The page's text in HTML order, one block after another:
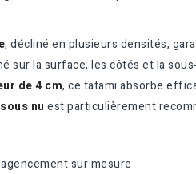
, décliné en plusieurs densités,
sur la surface, les côtés et la
de 4 cm, ce tatami absorbe
nu est particulièrement
sur mesure